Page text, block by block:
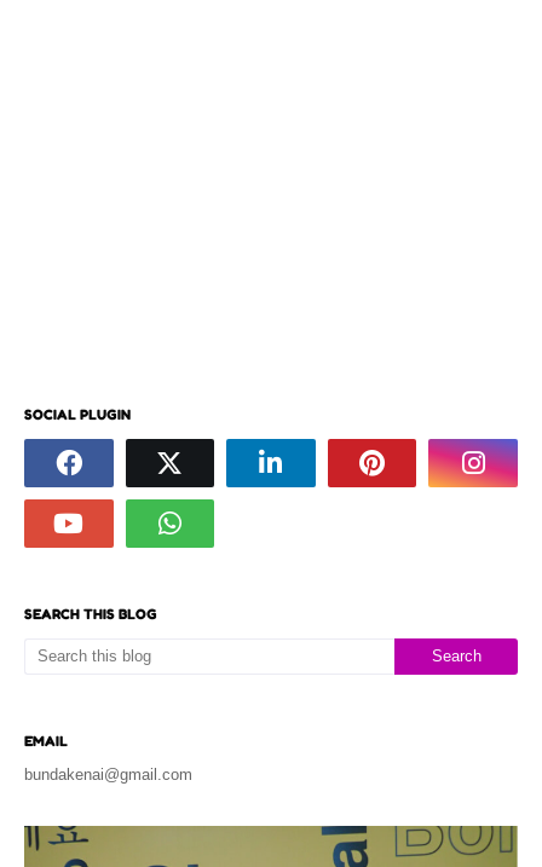
SOCIAL PLUGIN
SEARCH THIS BLOG
EMAIL
bundakenai@gmail.com